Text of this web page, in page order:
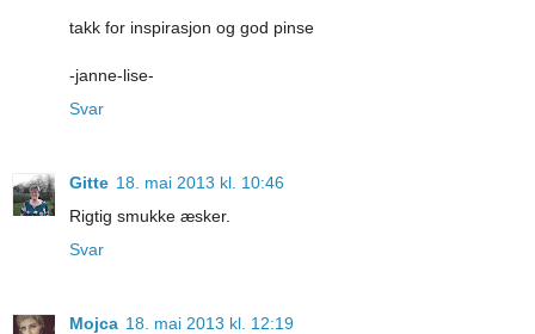
takk for inspirasjon og god pinse
-janne-lise-
Svar
Gitte 18. mai 2013 kl. 10:46
Rigtig smukke æsker.
Svar
Mojca 18. mai 2013 kl. 12:19